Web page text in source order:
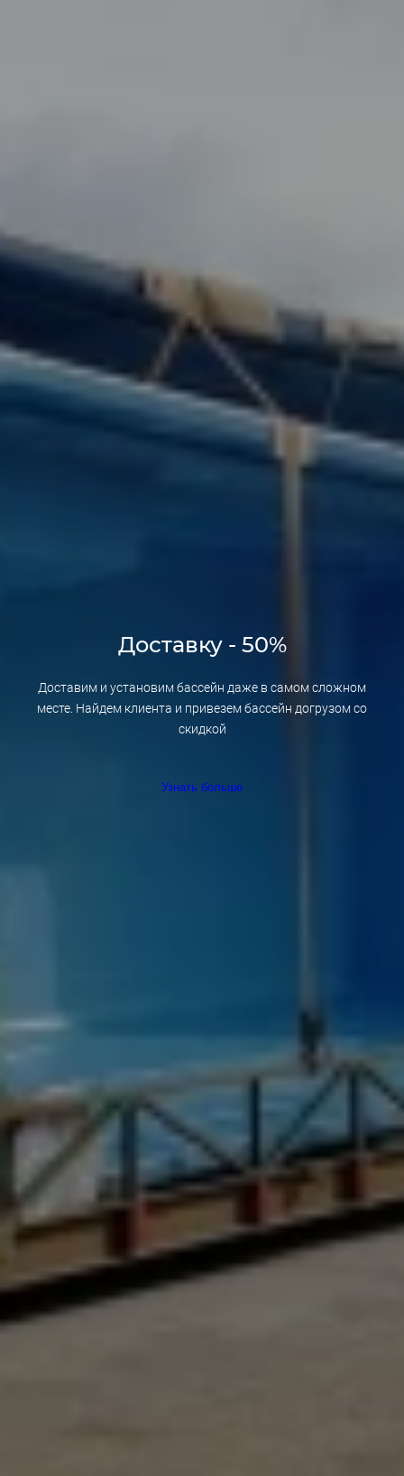
Доставку - 50%
Доставим и установим бассейн даже в самом сложном
месте. Найдем клиента и привезем бассейн догрузом со
скидкой
Узнать больше